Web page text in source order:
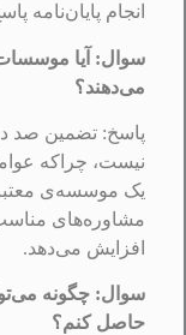
انجام پایان‌نامه
سوال: آیا موسسات
می‌دهند؟
پاسخ: تضمین صد
نیست، چراکه
یک موسسه‌ی معتبر
مشاوره‌های
افزایش می‌دهد.
سوال: چگونه
حاصل کنم؟